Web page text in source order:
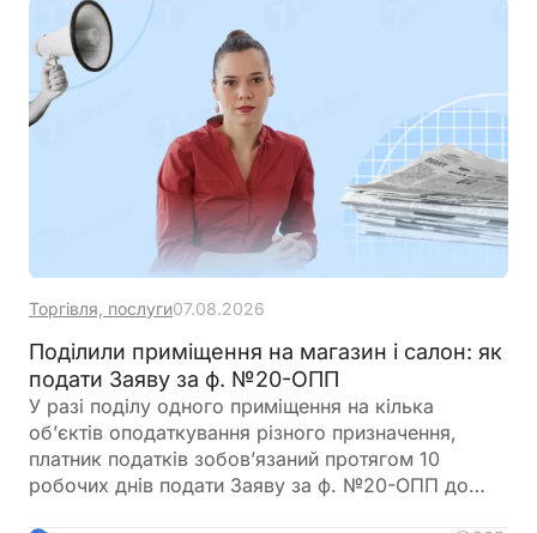
Торгівля, послуги07.08.2026
Поділили приміщення на магазин і салон: як
подати Заяву за ф. №20-ОПП
У разі поділу одного приміщення на кілька
об’єктів оподаткування різного призначення,
платник податків зобов’язаний протягом 10
робочих днів подати Заяву за ф. №20-ОПП до